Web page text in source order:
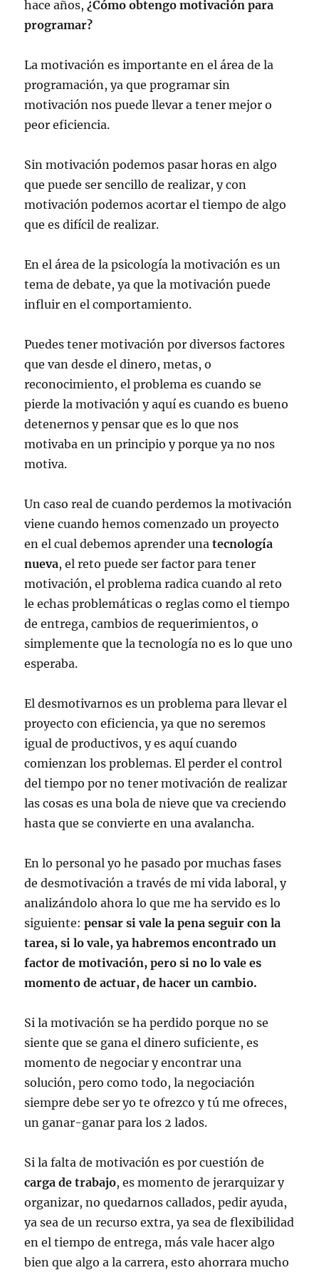
hace años,¿Cómo obtengo motivación para
programar?
La motivación es importante en el área de la
programación, ya que programar sin
motivación nos puede llevar a tener mejor o
peor eficiencia.
Sin motivación podemos pasar horas en algo
que puede ser sencillo de realizar, y con
motivación podemos acortar el tiempo de algo
que es difícil de realizar.
En el área de la psicología la motivación es un
tema de debate, ya que la motivación puede
influir en el comportamiento.
Puedes tener motivación por diversos factores
que van desde el dinero, metas, o
reconocimiento, el problema es cuando se
pierde la motivación y aquí es cuando es bueno
detenernos y pensar que es lo que nos
motivaba en un principio y porque ya no nos
motiva.
Un caso real de cuando perdemos la motivación
viene cuando hemos comenzado un proyecto
en el cual debemos aprender unatecnología
nueva, el reto puede ser factor para tener
motivación, el problema radica cuando al reto
le echas problemáticas o reglas como el tiempo
de entrega, cambios de requerimientos, o
simplemente que la tecnología no es lo que uno
esperaba.
El desmotivarnos es un problema para llevar el
proyecto con eficiencia, ya que no seremos
igual de productivos, y es aquí cuando
comienzan los problemas. El perder el control
del tiempo por no tener motivación de realizar
las cosas es una bola de nieve que va creciendo
hasta que se convierte en una avalancha.
En lo personal yo he pasado por muchas fases
de desmotivación a través de mi vida laboral, y
analizándolo ahora lo que me ha servido es lo
siguiente:pensar si vale la pena seguir con la
tarea, si lo vale, ya habremos encontrado un
factor de motivación, pero si no lo vale es
momento de actuar, de hacer un cambio.
Si la motivación se ha perdido porque no se
siente que se gana el dinero suficiente, es
momento de negociar y encontrar una
solución, pero como todo, la negociación
siempre debe ser yo te ofrezco y tú me ofreces,
un ganar-ganar para los 2 lados.
Si la falta de motivación es por cuestión de
carga de trabajo, es momento de jerarquizar y
organizar, no quedarnos callados, pedir ayuda,
ya sea de un recurso extra, ya sea de flexibilidad
en el tiempo de entrega, más vale hacer algo
bien que algo a la carrera, esto ahorrara mucho